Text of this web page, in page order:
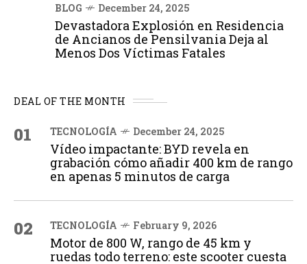
BLOG December 24, 2025
Devastadora Explosión en Residencia
de Ancianos de Pensilvania Deja al
Menos Dos Víctimas Fatales
DEAL OF THE MONTH
01 TECNOLOGÍA December 24, 2025
Vídeo impactante: BYD revela en
grabación cómo añadir 400 km de rango
en apenas 5 minutos de carga
02 TECNOLOGÍA February 9, 2026
Motor de 800 W, rango de 45 km y
ruedas todo terreno: este scooter cuesta